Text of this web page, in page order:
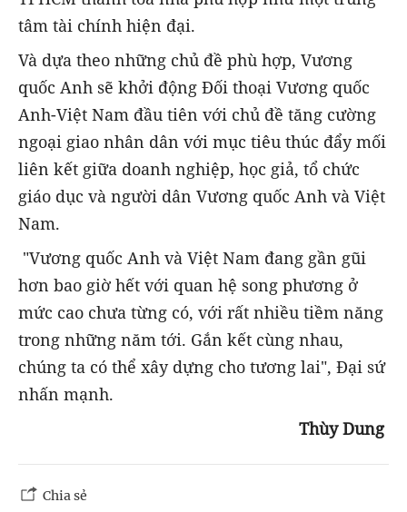
tâm tài chính hiện đại.
Và dựa theo những chủ đề phù hợp, Vương
quốc Anh sẽ khởi động Đối thoại Vương quốc
Anh-Việt Nam đầu tiên với chủ đề tăng cường
ngoại giao nhân dân với mục tiêu thúc đẩy mối
liên kết giữa doanh nghiệp, học giả, tổ chức
giáo dục và người dân Vương quốc Anh và Việt
Nam.
"Vương quốc Anh và Việt Nam đang gần gũi
hơn bao giờ hết với quan hệ song phương ở
mức cao chưa từng có, với rất nhiều tiềm năng
trong những năm tới. Gắn kết cùng nhau,
chúng ta có thể xây dựng cho tương lai", Đại sứ
nhấn mạnh.
Thùy Dung
Chia sẻ